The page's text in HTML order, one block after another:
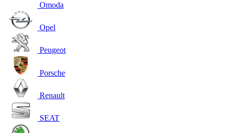
Omoda
Opel
Peugeot
Porsche
Renault
SEAT